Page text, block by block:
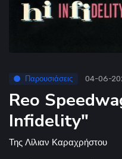
Παρουσιάσεις 04-06-
Reo
Infidelity"
Της Λίλιαν Καραχρήστου